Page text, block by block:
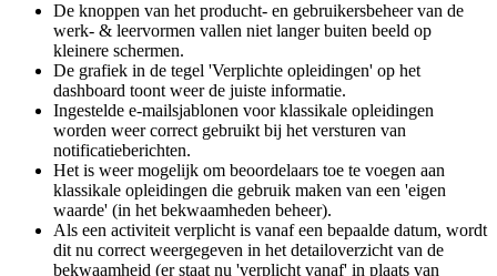
De knoppen van het producht- en gebruikersbeheer van de
werk- & leervormen vallen niet langer buiten beeld op
kleinere schermen.
De grafiek in de tegel 'Verplichte opleidingen' op het
dashboard toont weer de juiste informatie.
Ingestelde e-mailsjablonen voor klassikale opleidingen
worden weer correct gebruikt bij het versturen van
notificatieberichten.
Het is weer mogelijk om beoordelaars toe te voegen aan
klassikale opleidingen die gebruik maken van een 'eigen
waarde' (in het bekwaamheden beheer).
Als een activiteit verplicht is vanaf een bepaalde datum, wordt
dit nu correct weergegeven in het detailoverzicht van de
bekwaamheid (er staat nu 'verplicht vanaf' in plaats van